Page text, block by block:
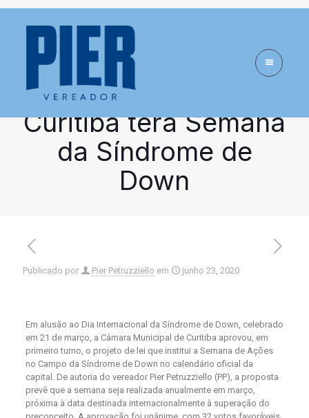
Câmara aprova
projeto de Pier
Petruzziello e
Curitiba terá Semana
da Síndrome de
Down
Publicado por Pier Petruzziello em junho 23, 2020
Em alusão ao Dia Internacional da Síndrome de Down, celebrado
em 21 de março, a Câmara Municipal de Curitiba aprovou, em
primeiro turno, o projeto de lei que institui a Semana de Ações
no Campo da Síndrome de Down no calendário oficial da
capital. De autoria do vereador Pier Petruzziello (PP), a proposta
prevê que a semana seja realizada anualmente em março,
próxima à data destinada internacionalmente à superação do